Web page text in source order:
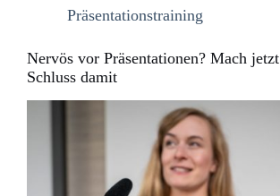
Präsentationstraining
Nervös vor Präsentationen? Mach jetzt
Schluss damit